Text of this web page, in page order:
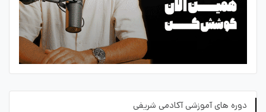
دوره های آموزشی آکادمی شریفی